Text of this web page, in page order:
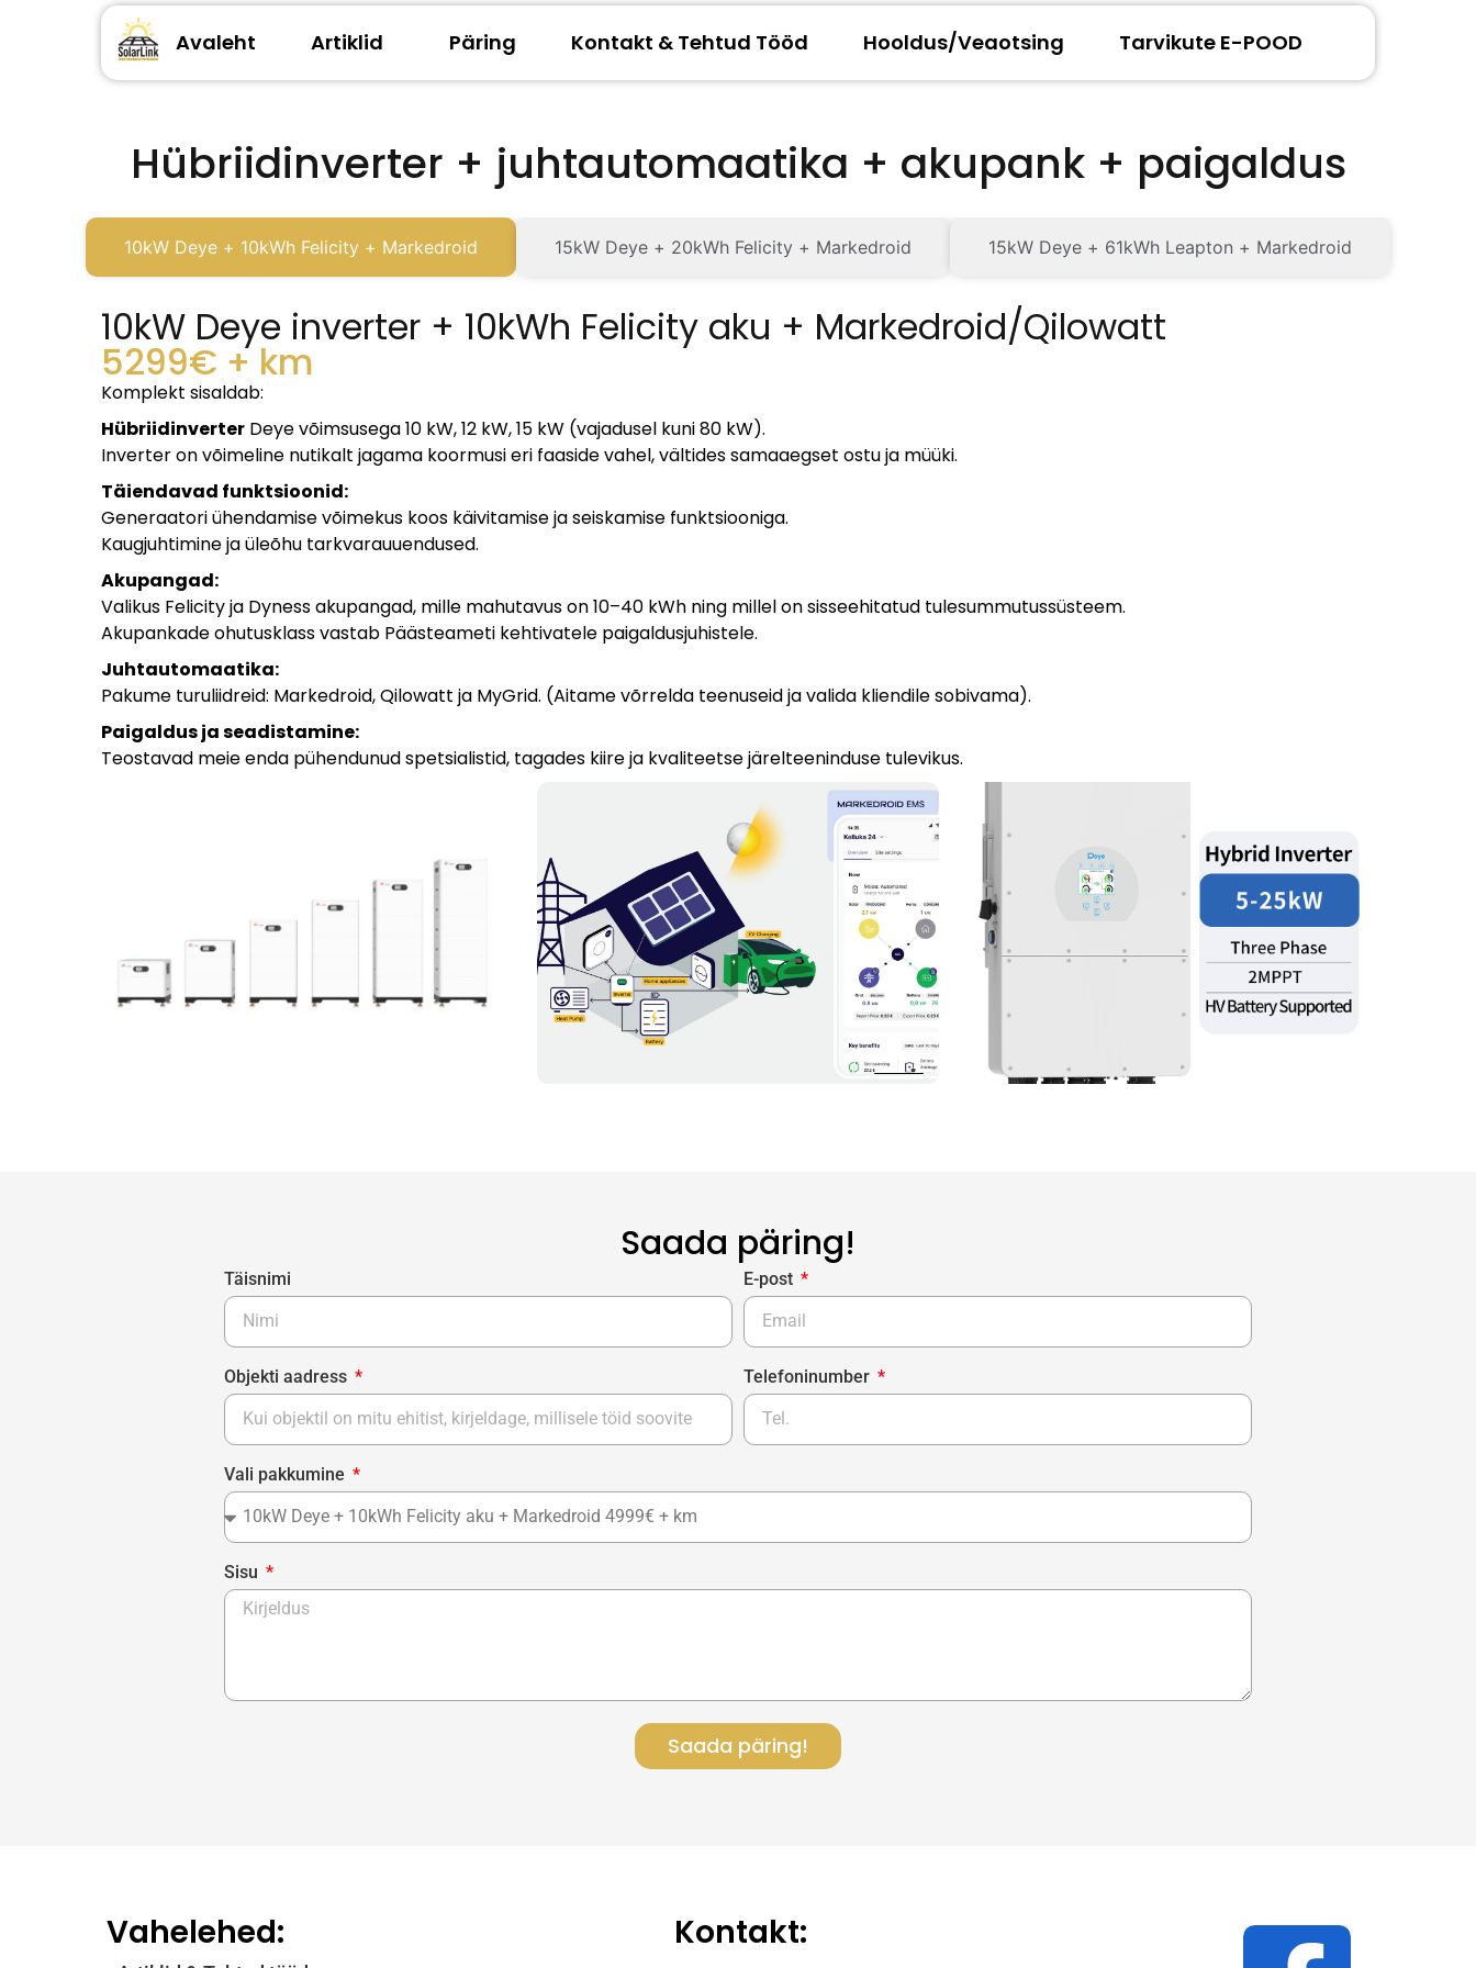
Avaleht Artiklid Päring Kontakt & Tehtud Tööd Hooldus/Veaotsing Tarvikute E-POOD
Hübriidinverter + juhtautomaatika + akupank + paigaldus
10kW Deye + 10kWh Felicity + Markedroid 15kW Deye + 20kWh Felicity + Markedroid 15kW Deye + 61kWh Leapton + Markedroid
10kW Deye inverter + 10kWh Felicity aku + Markedroid/Qilowatt
5299€ + km
Komplekt sisaldab:
Hübriidinverter Deye võimsusega 10 kW, 12 kW, 15 kW (vajadusel kuni 80 kW).
Inverter on võimeline nutikalt jagama koormusi eri faaside vahel, vältides samaaegset ostu ja müüki.
Täiendavad funktsioonid:
Generaatori ühendamise võimekus koos käivitamise ja seiskamise funktsiooniga.
Kaugjuhtimine ja üleõhu tarkvarauuendused.
Akupangad:
Valikus Felicity ja Dyness akupangad, mille mahutavus on 10–40 kWh ning millel on sisseehitatud tulesummutussüsteem.
Akupankade ohutusklass vastab Päästeameti kehtivatele paigaldusjuhistele.
Juhtautomaatika:
Pakume turuliidreid: Markedroid, Qilowatt ja MyGrid. (Aitame võrrelda teenuseid ja valida kliendile sobivama).
Paigaldus ja seadistamine:
Teostavad meie enda pühendunud spetsialistid, tagades kiire ja kvaliteetse järelteeninduse tulevikus.
Saada päring!
Täisnimi E-post
Objekti aadress Telefoninumber
Vali pakkumine
Sisu
Saada päring!
Vahelehed: Kontakt: